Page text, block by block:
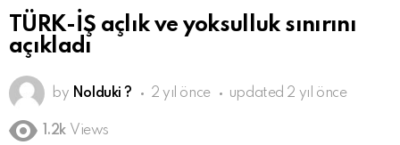
TÜRK-İŞ açlık ve yoksulluk sınırını
açıkladı
by Nolduki ? 2 yıl önce updated 2 yıl önce
1.2k Views